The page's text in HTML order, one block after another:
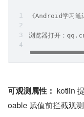
《Android学习笔
浏览器打开：
可观测属性： kotlin
oable 赋值前拦截观